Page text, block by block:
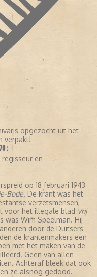
opgezocht uit het
verpakt!
:
regisseur en
op 18 februari 1943
Bode. De krant was het
verzetsmensen,
voor het illegale blad Vrij
was Wim Speelman. Hij
door de Duitsers
de krantenmakers een
met het maken van de
Geen van allen
Achteraf bleek dat ook
ze alsnog gedood.